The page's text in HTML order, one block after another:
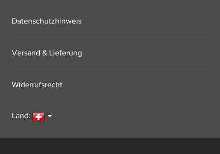
Datenschutzhinweis
Versand & Lieferung
Widerrufsrecht
Land: